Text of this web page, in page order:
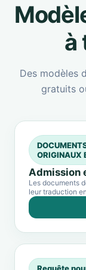
à
Des modèles
gratuits
ORIGINAUX
Admission
Les documents
leur traduction